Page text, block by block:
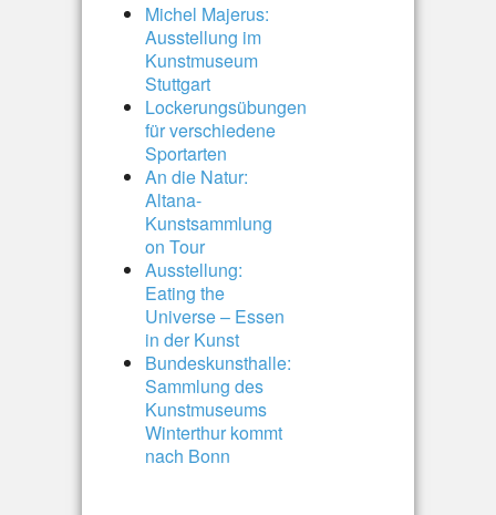
Michel Majerus:
Ausstellung im
Kunstmuseum
Stuttgart
Lockerungsübungen
für verschiedene
Sportarten
An die Natur:
Altana-
Kunstsammlung
on Tour
Ausstellung:
Eating the
Universe – Essen
in der Kunst
Bundeskunsthalle:
Sammlung des
Kunstmuseums
Winterthur kommt
nach Bonn